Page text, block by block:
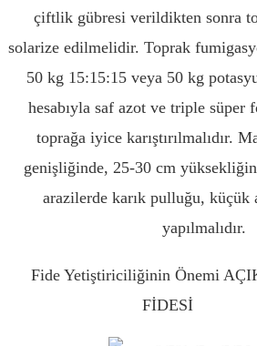
çiftlik gübresi verildikten sonra
solarize edilmelidir. Toprak
50 kg 15:15:15 veya 50 kg
hesabıyla saf azot ve triple süper
toprağa iyice karıştırılmalıdır.
genişliğinde, 25-30 cm
arazilerde karık pulluğu, küçük
yapılmalıdır.
Fide Yetiştiriciliğinin Önemi
FİDESİ